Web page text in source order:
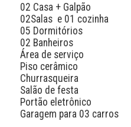
02 Casa + Galpão
02Salas  e 01 cozinha
05 Dormitórios
02 Banheiros
Área de serviço
Piso cerâmico
Churrasqueira
Salão de festa
Portão eletrônico
Garagem para 03 carros